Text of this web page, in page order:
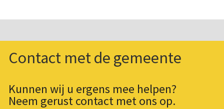
Contact met de gemeente
Kunnen wij u ergens mee helpen?
Neem gerust contact met ons op.